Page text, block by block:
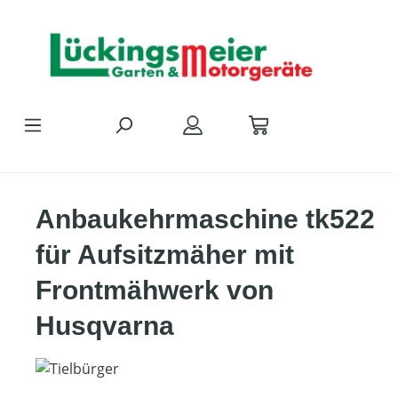
Anbaukehrmaschine tk522
für Aufsitzmäher mit
Frontmähwerk von
Husqvarna